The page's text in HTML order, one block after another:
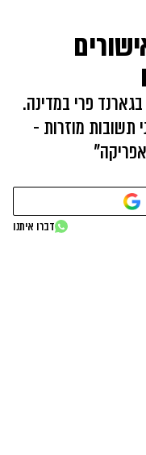
פרי במדינה.
תשובות מוזרות -
דברו איתנו